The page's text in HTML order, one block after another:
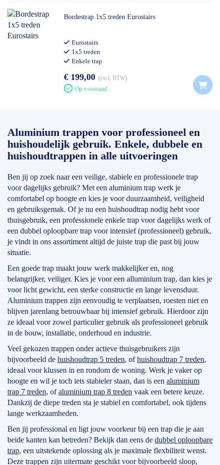
Bordestrap 1x5 treden Eurostairs
Eurostairs
1x5 treden
Enkele trap
€ 199,00 excl. BTW
Op voorraad
Aluminium trappen voor professioneel en
huishoudelijk gebruik. Enkele, dubbele en
huishoudtrappen in alle uitvoeringen
Ben jij op zoek naar een veilige, stabiele en professionele trap
voor dagelijks gebruik? Met een aluminium trap werk je
comfortabel op hoogte en kies je voor duurzaamheid, veiligheid
en gebruiksgemak. Of je nu een huishoudtrap nodig hebt voor
thuisgebruik, een professionele enkele trap voor dagelijks werk of
een dubbel oploopbare trap voor intensief (professioneel) gebruik,
je vindt in ons assortiment altijd de juiste trap die past bij jouw
situatie.
Een goede trap maakt jouw werk makkelijker en, nog
belangrijker, veiliger. Kies je voor een alluminium trap, dan kies je
voor licht gewicht, een sterke constructie en lange levensduur.
Aluminium trappen zijn eenvoudig te verplaatsen, roesten niet en
blijven jarenlang betrouwbaar bij intensief gebruik. Hierdoor zijn
ze ideaal voor zowel particulier gebruik als professioneel gebruik
in de bouw, installatie, onderhoud en industrie.
Veel gekozen trappen onder actieve thuisgebruikers zijn
bijvoorbeeld de huishoudtrap 5 treden, ofhuishoudtrap 7 treden,
ideaal voor klussen in en rondom de woning. Werk je vaker op
hoogte en wil je toch iets stabieler staan, dan is een aluminium
trap 7 treden, ofaluminium trap 8 treden vaak een betere keuze.
Dankzij de diepe treden sta je stabiel en comfortabel, ook tijdens
lange werkzaamheden.
Ben jij professional en ligt jouw voorkeur bij een trap die je aan
beide kanten kan betreden? Bekijk dan eens de dubbel oploopbare
trap, een uitstekende oplossing als je maximale flexbiliteit wenst.
Deze trappen zijn uitermate geschikt voor bijvoorbeeld sloop,